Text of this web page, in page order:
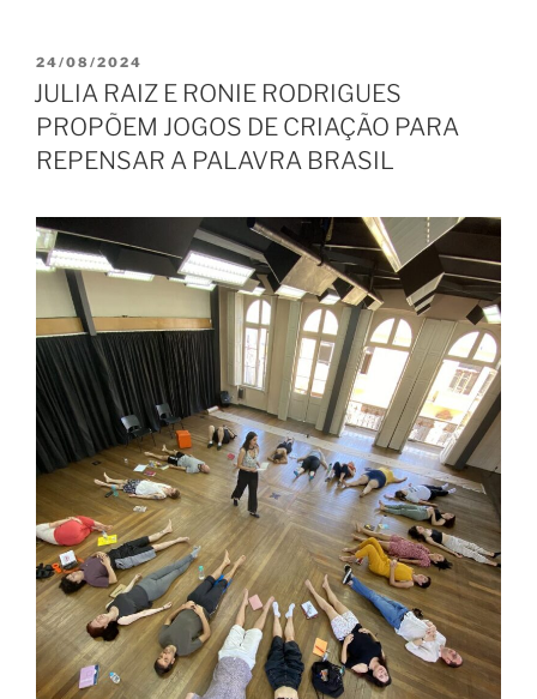
PUBLICADO
EM
24/08/2024
JULIA RAIZ E RONIE RODRIGUES
PROPÕEM JOGOS DE CRIAÇÃO PARA
REPENSAR A PALAVRA BRASIL